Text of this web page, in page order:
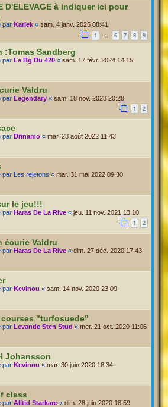
D'ELEVAGE à indiquer ici pour
par Karlek « sam. 4 janv. 2025 08:41
1 … 6 7 8 9
:Tomas Sandberg
par Le Bg Du 420 « sam. 17 févr. 2024 14:15
Valdru
par Legendary « sam. 18 nov. 2023 20:28
1 2
par Drinamo « mar. 23 août 2022 11:43
par Les rejetons « mar. 31 mai 2022 09:30
le jeu!!!
par Haras De La Rive « jeu. 11 nov. 2021 13:10
1 2
écurie Valdru
par Haras De La Rive « dim. 27 déc. 2020 17:43
par Kevinou « sam. 14 nov. 2020 23:09
"turfosuede"
par Levande Sten Stud « mer. 21 oct. 2020 11:06
Johansson
par Kevinou « mar. 30 juin 2020 18:34
class
par Alltid Starkare « dim. 28 juin 2020 18:59